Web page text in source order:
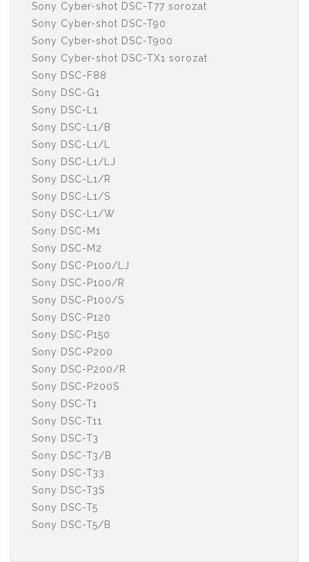
Sony Cyber-shot DSC-T77 sorozat
Sony Cyber-shot DSC-T90
Sony Cyber-shot DSC-T900
Sony Cyber-shot DSC-TX1 sorozat
Sony DSC-F88
Sony DSC-G1
Sony DSC-L1
Sony DSC-L1/B
Sony DSC-L1/L
Sony DSC-L1/LJ
Sony DSC-L1/R
Sony DSC-L1/S
Sony DSC-L1/W
Sony DSC-M1
Sony DSC-M2
Sony DSC-P100/LJ
Sony DSC-P100/R
Sony DSC-P100/S
Sony DSC-P120
Sony DSC-P150
Sony DSC-P200
Sony DSC-P200/R
Sony DSC-P200S
Sony DSC-T1
Sony DSC-T11
Sony DSC-T3
Sony DSC-T3/B
Sony DSC-T33
Sony DSC-T3S
Sony DSC-T5
Sony DSC-T5/B